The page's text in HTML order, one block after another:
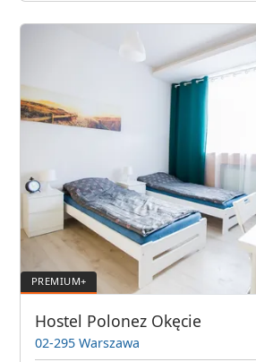
Hostel Polonez Okęcie
02-295 Warszawa